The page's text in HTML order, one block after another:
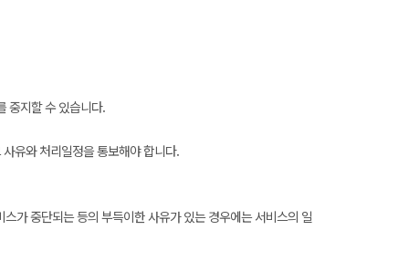
중지할 수 있습니다.
유와 처리일정을 통보해야 합니다.
가 중단되는 등의 부득이한 사유가 있는 경우에는 서비스의 일